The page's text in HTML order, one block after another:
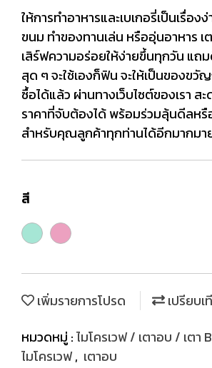
ให้การทำอาหารและเบเกอรี่เป็นเรื่อง
ขนม ทำของทานเล่น หรืออุ่นอาหาร
เสิร์ฟความอร่อยให้ง่ายขึ้นทุกวัน แถ
สุด ๆ จะใช้เองก็ฟิน จะให้เป็นของขวั
ซื้อได้แล้ว ผ่านทางเว็บไซต์ของเรา ส
ราคาที่จับต้องได้ พร้อมร่วมลุ้นดีลห
สำหรับคุณลูกค้าทุกท่านได้อีกมากมา
สี
เพิ่มรายการโปรด
เปรียบเ
หมวดหมู่ :ไมโครเวฟ / เตาอบ / เตา
ไมโครเวฟ, เตาอบ